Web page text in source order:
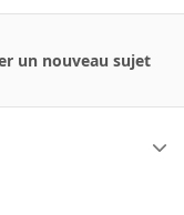
un nouveau sujet